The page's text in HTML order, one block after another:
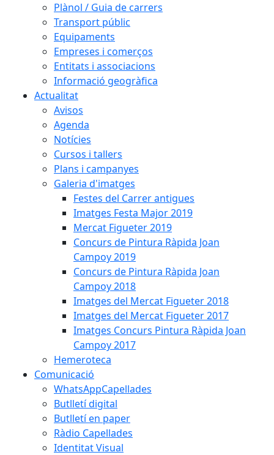
Plànol / Guia de carrers
Transport públic
Equipaments
Empreses i comerços
Entitats i associacions
Informació geogràfica
Actualitat
Avisos
Agenda
Notícies
Cursos i tallers
Plans i campanyes
Galeria d'imatges
Festes del Carrer antigues
Imatges Festa Major 2019
Mercat Figueter 2019
Concurs de Pintura Ràpida Joan
Campoy 2019
Concurs de Pintura Ràpida Joan
Campoy 2018
Imatges del Mercat Figueter 2018
Imatges del Mercat Figueter 2017
Imatges Concurs Pintura Ràpida Joan
Campoy 2017
Hemeroteca
Comunicació
WhatsAppCapellades
Butlletí digital
Butlletí en paper
Ràdio Capellades
Identitat Visual